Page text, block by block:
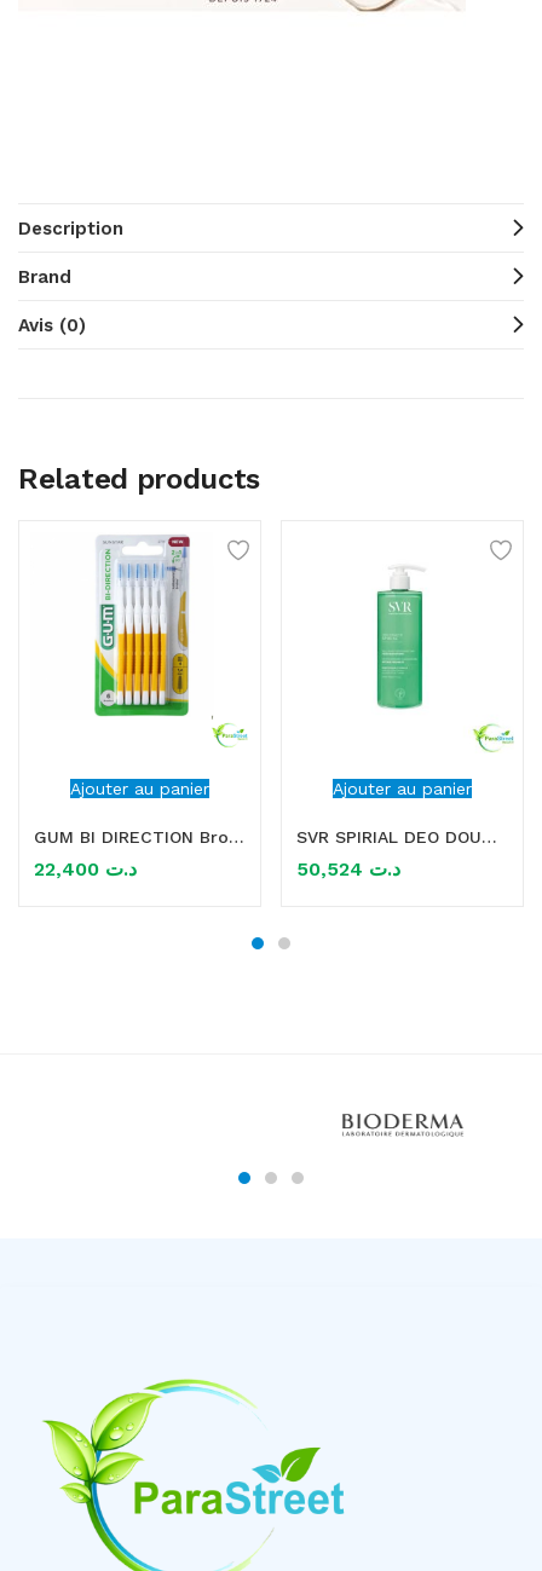
Description
Brand
Avis (0)
Related products
Ajouter au panier
GUM BI DIRECTION Brossette interdentaire 1.4MM
د.ت
Ajouter au panier
SVR SPIRIAL DEO DOUCHE 400ML
د.ت